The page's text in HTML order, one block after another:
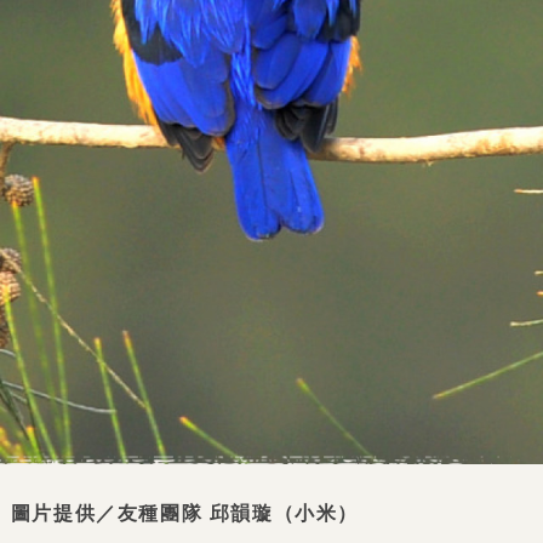
圖片提供／友種團隊 邱韻璇（小米）